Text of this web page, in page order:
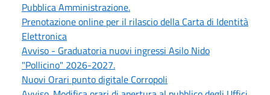
Pubblica Amministrazione.
Prenotazione online per il rilascio della Carta di Identità
Elettronica
Avviso - Graduatoria nuovi ingressi Asilo Nido
"Pollicino" 2026-2027.
Nuovi Orari punto digitale Corropoli